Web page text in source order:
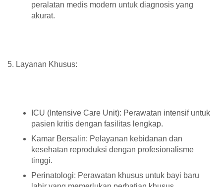
peralatan medis modern untuk diagnosis yang
akurat.
5. Layanan Khusus:
ICU (Intensive Care Unit): Perawatan intensif untuk
pasien kritis dengan fasilitas lengkap.
Kamar Bersalin: Pelayanan kebidanan dan
kesehatan reproduksi dengan profesionalisme
tinggi.
Perinatologi: Perawatan khusus untuk bayi baru